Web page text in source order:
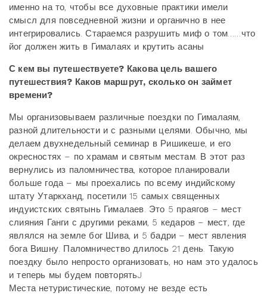
именно на то, чтобы все духовные практики имели
смысл для повседневной жизни и органично в нее
интегрировались. Стараемся разрушить миф о том……что
йог должен жить в Гималаях и крутить асаны
С кем вы путешествуете? Какова цель вашего
путешествия? Каков маршрут, сколькоон займет
времени?
Мы организовываем различные поездки по Гималаям,
разной длительности и с разными целями. Обычно, мы
делаем двухнедельный семинар в Ришикеше, и его
окресностях – по храмам и святым местам. В этот раз
вернулись из паломничества, которое планировали
больше года – мы проехались по всему индийскому
штату Утаркханд, посетили 15 самых священных
индуистских святынь Гималаев. Это 5 праягов – мест
слияния Ганги с другими реками, 5 кедаров – мест, где
являлся на земле бог Шива, и 5 бадри – мест явления
бога Вишну. Паломничество длилось 21 день. Такую
поездку было непросто организовать, но нам это удалось
и теперь мы будем повторятьJ
Места нетуристические, потому не везде есть